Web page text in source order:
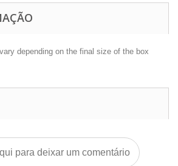
depending on the final size of the box
para deixar um comentário